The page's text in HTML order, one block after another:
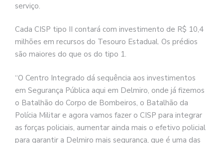
serviço.
Cada CISP tipo II contará com investimento de R$ 10,4
milhões em recursos do Tesouro Estadual. Os prédios
são maiores do que os do tipo 1.
“O Centro Integrado dá sequência aos investimentos
em Segurança Pública aqui em Delmiro, onde já fizemos
o Batalhão do Corpo de Bombeiros, o Batalhão da
Polícia Militar e agora vamos fazer o CISP para integrar
as forças policiais, aumentar ainda mais o efetivo policial
para garantir a Delmiro mais segurança, que é uma das